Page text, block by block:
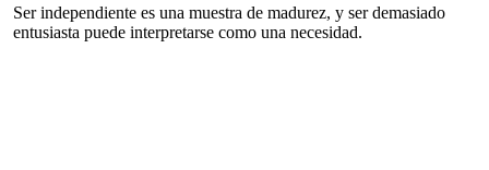
Ser independiente es una muestra de madurez, y ser demasiado
entusiasta puede interpretarse como una necesidad.